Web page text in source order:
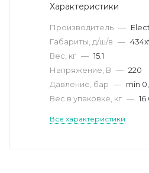
Характеристики
Производитель —
Габариты, д/ш/в —
Вес, кг — 15.1
Напряжение, В — 220
Давление, бар — min
Вес в упаковке, кг —
Все характеристики